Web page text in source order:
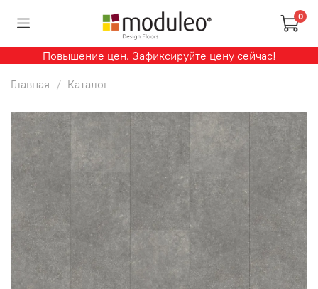
0
Повышение цен. Зафиксируйте цену сейчас!
Главная
Каталог